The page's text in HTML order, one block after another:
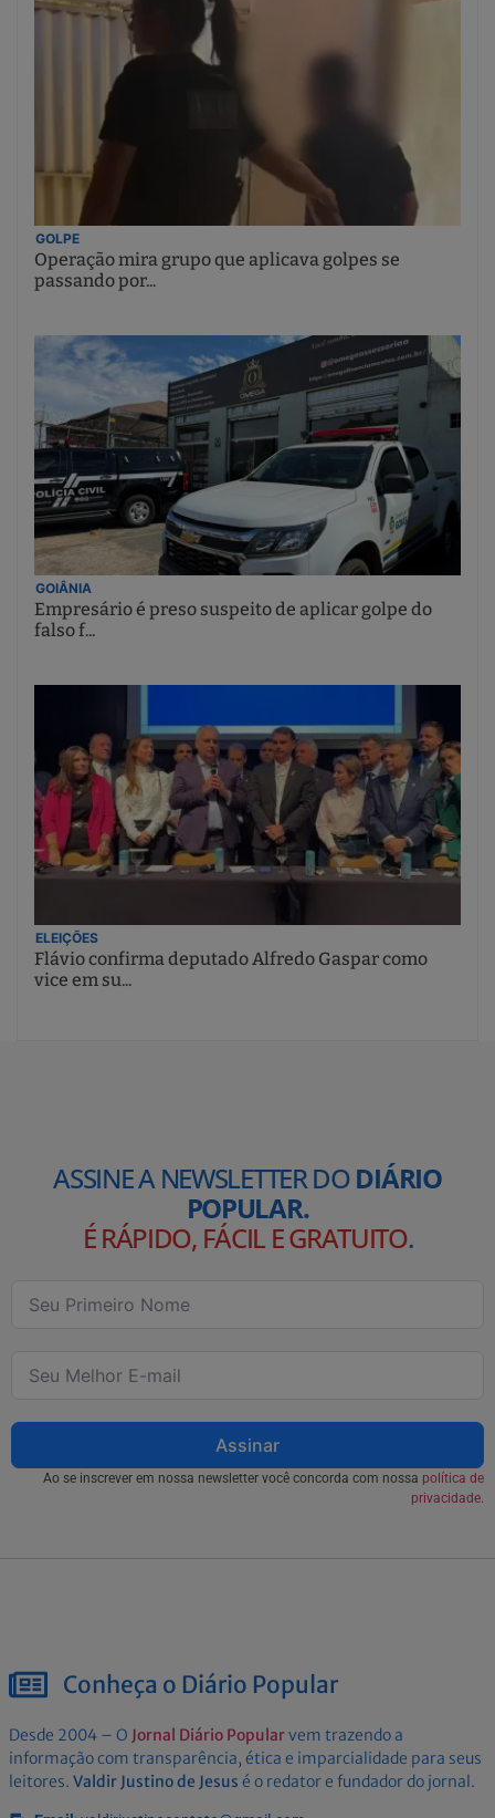
GOLPE
Operação mira grupo que aplicava golpes se
passando por...
GOIÂNIA
Empresário é preso suspeito de aplicar golpe do
falso f...
ELEIÇÕES
Flávio confirma deputado Alfredo Gaspar como
vice em su...
ASSINE A NEWSLETTER DODIÁRIO
POPULAR.
É RÁPIDO, FÁCIL E GRATUITO.
Assinar
Ao se inscrever em nossa newsletter você concorda com nossa política de
privacidade.
Conheça o Diário Popular
Desde 2004 – O Jornal Diário Popularvem trazendo a
informação com transparência, ética e imparcialidade para seus
leitores. Valdir Justino de Jesus é o redator e fundador do jornal.